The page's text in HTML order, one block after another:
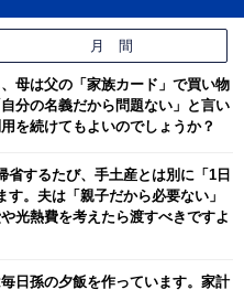
月 間
母は父の「家族カード」で買い物
分の名義だから問題ない」と言い
を続けてもよいのでしょうか？
省するたび、手土産とは別に「1日
す。夫は「親子だから必要ない」
光熱費を考えたら渡すべきですよ
日孫の夕飯を作っています。家計